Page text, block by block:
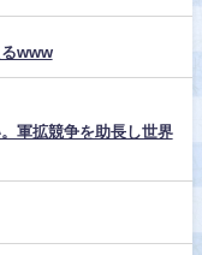
www
軍拡競争を助長し世界